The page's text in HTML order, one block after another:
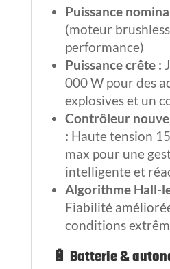
Puissance
(moteur
performance)
Puissance crête :
000 W pour des
explosives et un
Contrôleur
: Haute tension
max pour une
intelligente et
Algorithme Hall-
Fiabilité
conditions
🔋 Batterie &